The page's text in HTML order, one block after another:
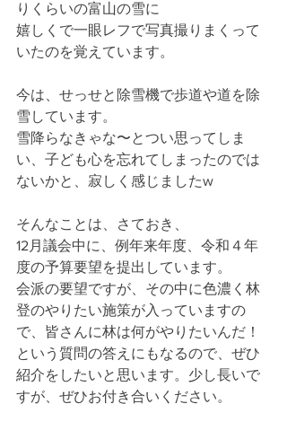
りくらいの富山の雪に
嬉しくで一眼レフで写真撮りまくって
いたのを覚えています。
今は、せっせと除雪機で歩道や道を除
雪しています。
雪降らなきゃな〜とつい思ってしま
い、子ども心を忘れてしまったのでは
ないかと、寂しく感じましたw
そんなことは、さておき、
12月議会中に、例年来年度、令和４年
度の予算要望を提出しています。
会派の要望ですが、その中に色濃く林
登のやりたい施策が入っていますの
で、皆さんに林は何がやりたいんだ！
という質問の答えにもなるので、ぜひ
紹介をしたいと思います。少し長いで
すが、ぜひお付き合いください。